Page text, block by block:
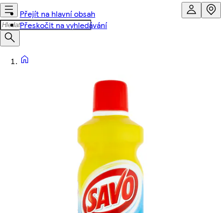
Přejít na hlavní obsah
Přeskočit na vyhledávání